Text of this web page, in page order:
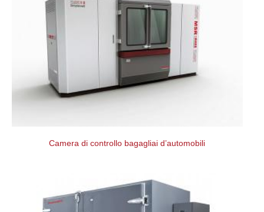
Camera di controllo bagagliai d’automobili